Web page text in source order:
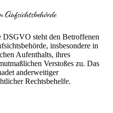
Aufsichts­behörde
DSGVO steht den Betroffenen
insbesondere in
Aufenthalts, ihres
Verstoßes zu. Das
anderweitiger
Rechtsbehelfe.